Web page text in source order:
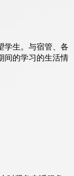
学生。与宿管、各
间的学习的生活情